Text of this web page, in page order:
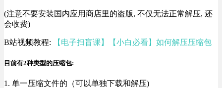
(注意不要安装国内应用商店里的盗版, 不仅无法正常解压, 还
会收费)
B站视频教程: 【电子扫盲课】【小白必看】如何解压压缩包
目前有2种类型的压缩包:
1. 单一压缩文件的（可以单独下载和解压)